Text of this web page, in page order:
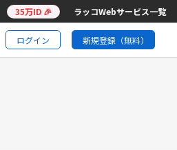
35万ID 🎉 ラッコWebサービス一覧
ログイン 新規登録（無料）